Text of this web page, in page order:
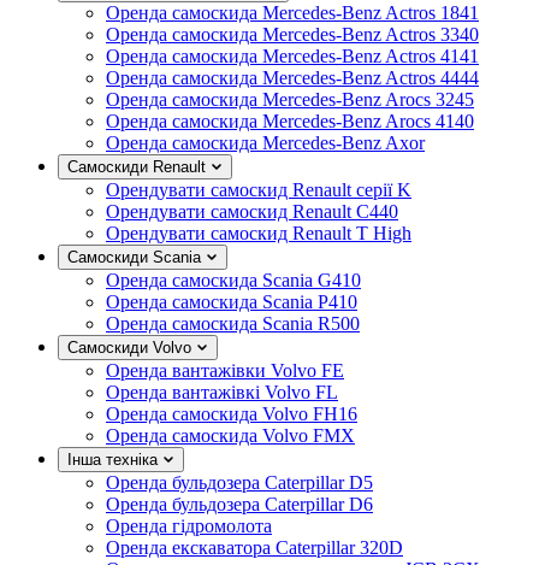
Оренда самоскида Mercedes-Benz Actros 1841
Оренда самоскида Mercedes-Benz Actros 3340
Оренда самоскида Mercedes-Benz Actros 4141
Оренда самоскида Mercedes-Benz Actros 4444
Оренда самоскида Mercedes-Benz Arocs 3245
Оренда самоскида Mercedes-Benz Arocs 4140
Оренда самоскида Mercedes-Benz Axor
Самоскиди Renault
Орендувати самоскид Renault серії K
Орендувати самоскид Renault C440
Орендувати самоскид Renault T High
Самоскиди Scania
Оренда самоскида Scania G410
Оренда самоскида Scania P410
Оренда самоскида Scania R500
Самоскиди Volvo
Оренда вантажівки Volvo FE
Оренда вантажівкі Volvo FL
Оренда самоскида Volvo FH16
Оренда самоскида Volvo FMX
Інша техніка
Оренда бульдозера Caterpillar D5
Оренда бульдозера Caterpillar D6
Оренда гідромолота
Оренда екскаватора Caterpillar 320D